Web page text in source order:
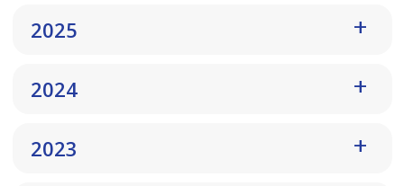
2025
2024
2023